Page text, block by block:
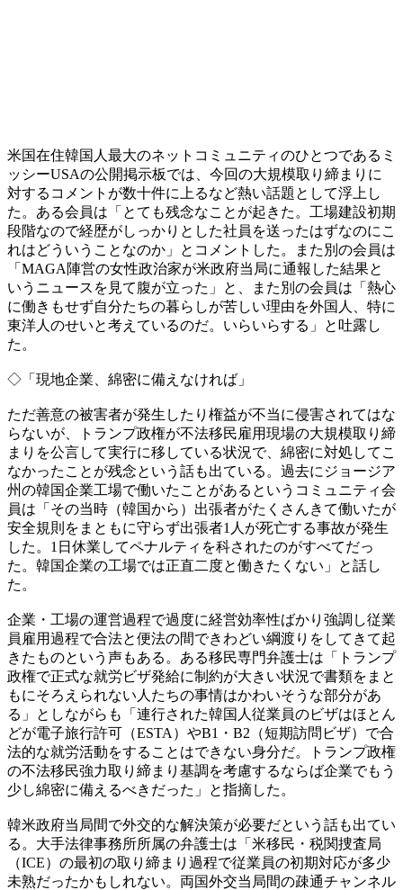
米国在住韓国人最大のネットコミュニティのひとつであるミ
ッシーUSAの公開掲示板では、今回の大規模取り締まりに
対するコメントが数十件に上るなど熱い話題として浮上し
た。ある会員は「とても残念なことが起きた。工場建設初期
段階なので経歴がしっかりとした社員を送ったはずなのにこ
れはどういうことなのか」とコメントした。また別の会員は
「MAGA陣営の女性政治家が米政府当局に通報した結果と
いうニュースを見て腹が立った」と、また別の会員は「熱心
に働きもせず自分たちの暮らしが苦しい理由を外国人、特に
東洋人のせいと考えているのだ。いらいらする」と吐露し
た。
◇「現地企業、綿密に備えなければ」
ただ善意の被害者が発生したり権益が不当に侵害されてはな
らないが、トランプ政権が不法移民雇用現場の大規模取り締
まりを公言して実行に移している状況で、綿密に対処してこ
なかったことが残念という話も出ている。過去にジョージア
州の韓国企業工場で働いたことがあるというコミュニティ会
員は「その当時（韓国から）出張者がたくさんきて働いたが
安全規則をまともに守らず出張者1人が死亡する事故が発生
した。1日休業してペナルティを科されたのがすべてだっ
た。韓国企業の工場では正直二度と働きたくない」と話し
た。
企業・工場の運営過程で過度に経営効率性ばかり強調し従業
員雇用過程で合法と便法の間できわどい綱渡りをしてきて起
きたものという声もある。ある移民専門弁護士は「トランプ
政権で正式な就労ビザ発給に制約が大きい状況で書類をまと
もにそろえられない人たちの事情はかわいそうな部分があ
る」としながらも「連行された韓国人従業員のビザはほとん
どが電子旅行許可（ESTA）やB1・B2（短期訪問ビザ）で合
法的な就労活動をすることはできない身分だ。トランプ政権
の不法移民強力取り締まり基調を考慮するならば企業でもう
少し綿密に備えるべきだった」と指摘した。
韓米政府当局間で外交的な解決策が必要だという話も出てい
る。大手法律事務所所属の弁護士は「米移民・税関捜査局
（ICE）の最初の取り締まり過程で従業員の初期対応が多少
未熟だったかもしれない。両国外交当局間の疎通チャンネル